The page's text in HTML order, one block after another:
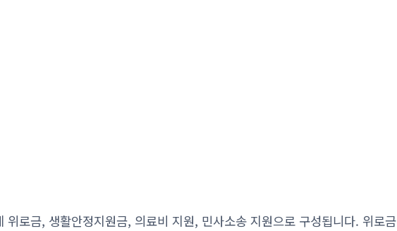
위로금, 생활안정지원금, 의료비 지원, 민사소송 지원으로 구성됩니다. 위로금